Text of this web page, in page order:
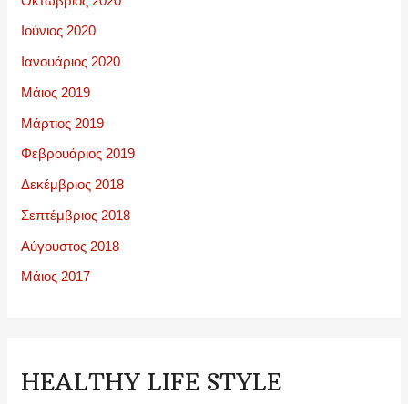
Ιούνιος 2020
Ιανουάριος 2020
Μάιος 2019
Μάρτιος 2019
Φεβρουάριος 2019
Δεκέμβριος 2018
Σεπτέμβριος 2018
Αύγουστος 2018
Μάιος 2017
HEALTHY LIFE STYLE